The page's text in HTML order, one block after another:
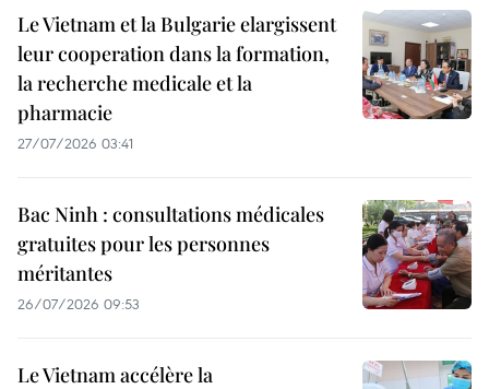
Le Vietnam et la Bulgarie elargissent
leur cooperation dans la formation,
la recherche medicale et la
pharmacie
27/07/2026 03:41
Bac Ninh : consultations médicales
gratuites pour les personnes
méritantes
26/07/2026 09:53
Le Vietnam accélère la